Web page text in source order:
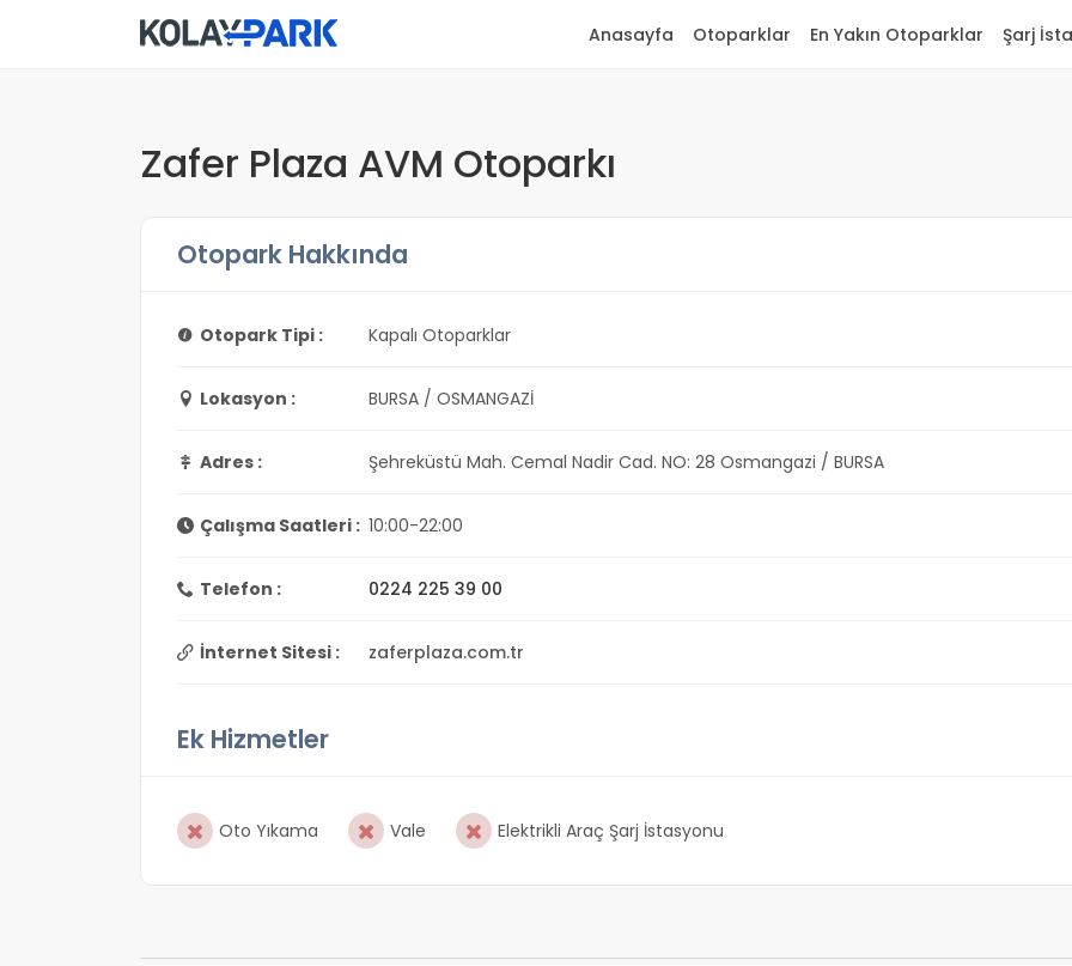
Anasayfa Otoparklar En Yakın Otoparklar Şarj
Zafer Plaza AVM Otoparkı
Otopark Hakkında
Otopark Tipi : Kapalı Otoparklar
Lokasyon : BURSA / OSMANGAZİ
Adres : Şehreküstü Mah. Cemal Nadir Cad. NO: 28 Osmangazi / BURSA
Çalışma Saatleri : 10:00-22:00
Telefon : 0224 225 39 00
İnternet Sitesi : zaferplaza.com.tr
Ek Hizmetler
Oto Yıkama Vale Elektrikli Araç Şarj İstasyonu